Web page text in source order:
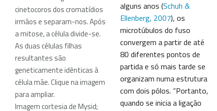
cinetocoros dos cromatídios
irmãos e separam-nos. Após
a mitose, a célula divide-se.
As duas células filhas
resultantes são
geneticamente idênticas à
célula mãe. Clique na imagem
para ampliar.
Imagem cortesia de Mysid;
alguns anos (Schuh &
Ellenberg, 2007), os
microtúbulos do fuso
convergem a partir de até
80 diferentes pontos de
partida e só mais tarde se
organizam numa estrutura
com dois pólos. “Portanto,
quando se inicia a ligação